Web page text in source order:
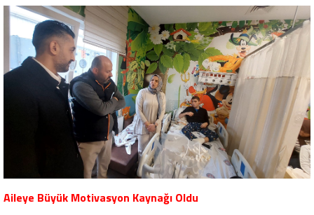
​Aileye Büyük Motivasyon Kaynağı Oldu